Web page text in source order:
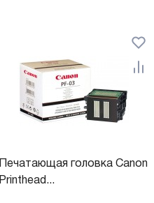
Печатающая головка Canon
Printhead...